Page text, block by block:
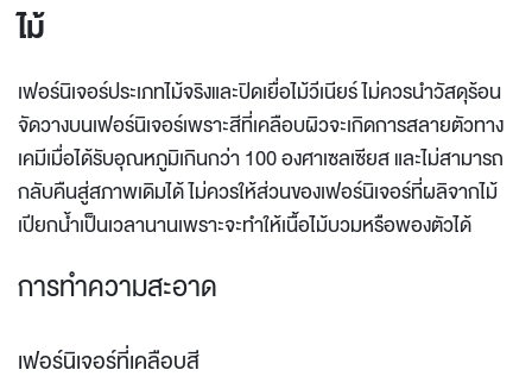
ไม้
เฟอร์นิเจอร์ประเภทไม้จริงและปิดเยื่อไม้วีเนียร์ ไม่ควรนำวัสดุร้อน
จัดวางบนเฟอร์นิเจอร์เพราะสีที่เคลือบผิวจะเกิดการสลายตัวทาง
เคมีเมื่อได้รับอุณหภูมิเกินกว่า 100 องศาเซลเซียส และไม่สามารถ
กลับคืนสู่สภาพเดิมได้ ไม่ควรให้ส่วนของเฟอร์นิเจอร์ที่ผลิจากไม้
เปียกน้ำเป็นเวลานานเพราะจะทำให้เนื้อไม้บวมหรือพองตัวได้
การทำความสะอาด
เฟอร์นิเจอร์ที่เคลือบสี